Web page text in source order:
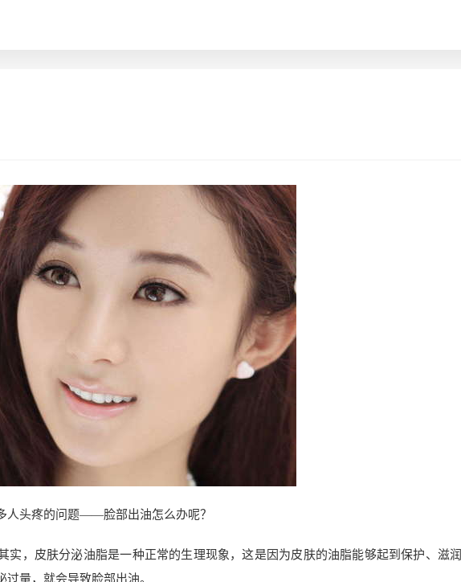
人头疼的问题——脸部出油怎么办呢？
实，皮肤分泌油脂是一种正常的生理现象，这是因为皮肤的油脂能够起到保护、滋
量，就会导致脸部出油。